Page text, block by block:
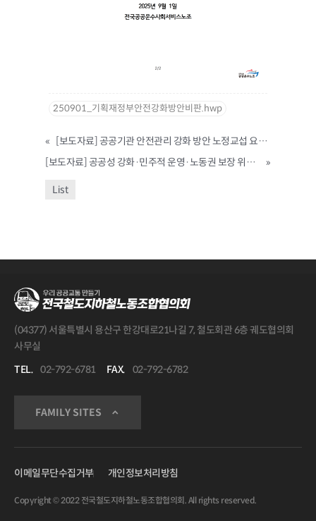
250901_기획재정부안전강화방안비판.hwp
«
[보도자료] 공공기관 안전관리 강화 방안 노정교섭 요구 기자회견
[보도자료] 공공성 강화·민주적 운영·노동권 보장 위한 공공기관 정책 전환 쟁취 - 공공기관 노동자 총파업·총력투쟁대회(발언문 포함)
»
List
(04377) 서울특별시 용산구 한강대로21나길 7, 철도회관 6층 궤도협의회
사무실
TEL. 02-792-6781 FAX. 02-792-6782
FAMILY SITES
이메일무단수집거부 개인정보처리방침
Copyright © 2022 전국철도지하철노동조합협의회. All rights reserved.